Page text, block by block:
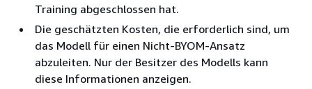
Training abgeschlossen hat.
Die geschätzten Kosten, die erforderlich sind, um
das Modell für einen Nicht-BYOM-Ansatz
abzuleiten. Nur der Besitzer des Modells kann
diese Informationen anzeigen.